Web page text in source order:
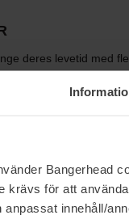
Bangerhead
krävs för att
innehåll/
deres levetid med
shampoos